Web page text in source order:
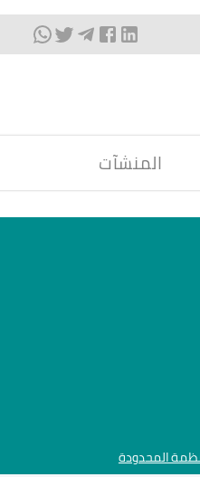
المنشآت
المحدودة